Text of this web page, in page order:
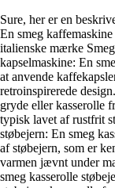
Sure, her er en
En smeg
italienske mærke
kapselmaskine: En
at anvende
retroinspirerede
gryde eller kasserolle
typisk lavet af rustfrit
støbejern: En smeg
af støbejern, som er
varmen jævnt under
smeg kasserolle